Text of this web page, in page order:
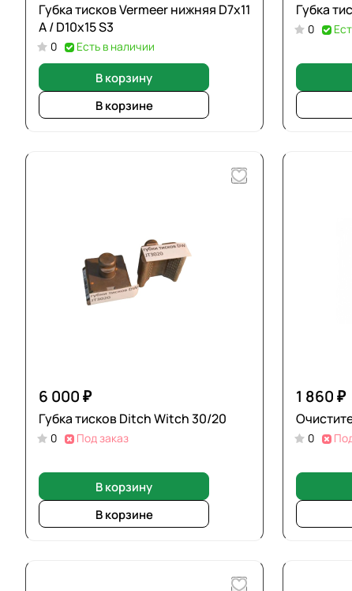
Губка тисков Vermeer нижняя D7х11
A / D10х15 S3
0 Есть в наличии
В корзину
В корзине
Губка
0
6 000 ₽
Губка тисков Ditch Witch 30/20
0 Под заказ
В корзину
В корзине
1 860 ₽
0